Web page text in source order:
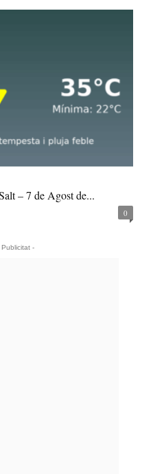
– 7 de Agost de...
0
Publicitat -